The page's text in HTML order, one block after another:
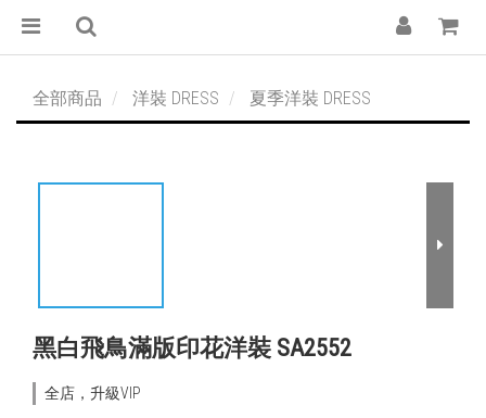
全部商品 洋裝 DRESS 夏季洋裝 DRESS
黑白飛鳥滿版印花洋裝 SA2552
全店，升級VIP